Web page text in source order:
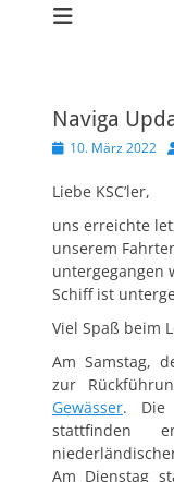
Naviga
Veröffentlicht
10. März 2022
Liebe KSC’ler,
uns erreichte
unserem
untergegangen
Schiff ist
Viel Spaß beim
Am Samstag,
zur
Gewässer. Die
stattfinden
Am Dienstag